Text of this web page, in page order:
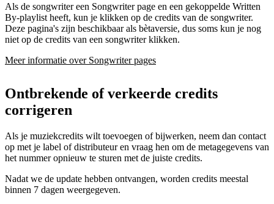
Als de songwriter een Songwriter page en een gekoppelde Written
By-playlist heeft, kun je klikken op de credits van de songwriter.
Deze pagina's zijn beschikbaar als bètaversie, dus soms kun je nog
niet op de credits van een songwriter klikken.
Meer informatie over Songwriter pages
Ontbrekende of verkeerde credits
corrigeren
Als je muziekcredits wilt toevoegen of bijwerken, neem dan contact
op met je label of distributeur en vraag hen om de metagegevens van
het nummer opnieuw te sturen met de juiste credits.
Nadat we de update hebben ontvangen, worden credits meestal
binnen 7 dagen weergegeven.